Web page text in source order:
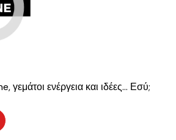
γεμάτοι ενέργεια και ιδέες… Εσύ;